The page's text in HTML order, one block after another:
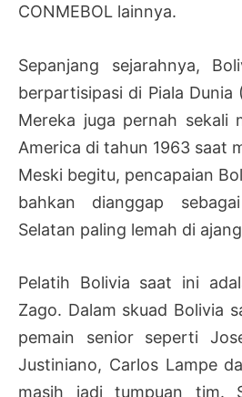
CONMEBOL lainnya.
Sepanjang sejarahnya,
berpartisipasi di Piala Dunia
Mereka juga pernah sekali
America di tahun 1963 saat
Meski begitu, pencapaian
bahkan dianggap
Selatan paling lemah di
Pelatih Bolivia saat ini
Zago. Dalam skuad Bolivia
pemain senior seperti
Justiniano, Carlos Lampe
masih jadi tumpuan tim.